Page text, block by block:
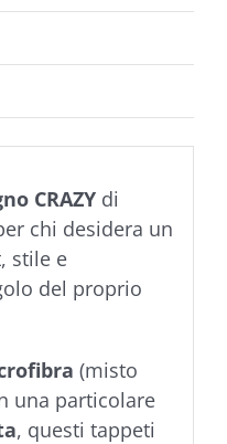
CRAZYdi
chi desidera un
stile e
del proprio
(misto
una particolare
, questi tappeti